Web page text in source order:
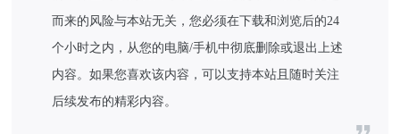
而来的风险与本站无关，您必须在下载和浏览后的24
个小时之内，从您的电脑/手机中彻底删除或退出上述
内容。如果您喜欢该内容，可以支持本站且随时关注
后续发布的精彩内容。